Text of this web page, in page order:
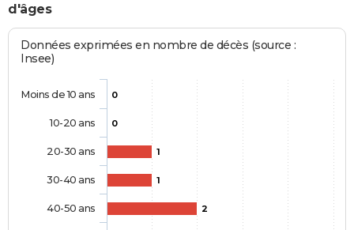
d'âges
Données exprimées en nombre de décès (source :
Insee)
0
0
1
1
2
Moins de 10 ans
10-20 ans
20-30 ans
30-40 ans
40-50 ans